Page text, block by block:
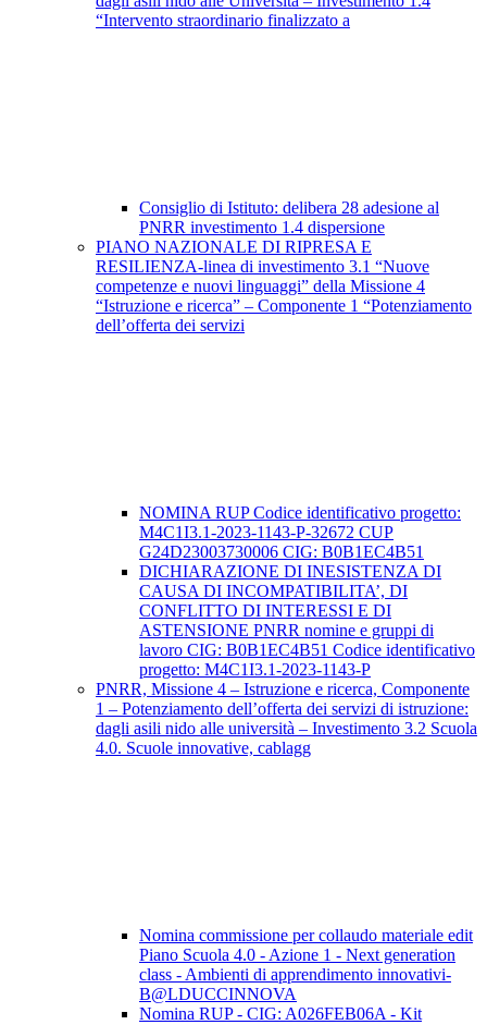
“Intervento straordinario finalizzato a
Consiglio di Istituto: delibera 28 adesione al
PNRR investimento 1.4 dispersione
PIANO NAZIONALE DI RIPRESA E
RESILIENZA-linea di investimento 3.1 “Nuove
competenze e nuovi linguaggi” della Missione 4
“Istruzione e ricerca” – Componente 1 “Potenziamento
dell’offerta dei servizi
NOMINA RUP Codice identificativo progetto:
M4C1I3.1-2023-1143-P-32672 CUP
G24D23003730006 CIG: B0B1EC4B51
DICHIARAZIONE DI INESISTENZA DI
CAUSA DI INCOMPATIBILITA’, DI
CONFLITTO DI INTERESSI E DI
ASTENSIONE PNRR nomine e gruppi di
lavoro CIG: B0B1EC4B51 Codice identificativo
progetto: M4C1I3.1-2023-1143-P
PNRR, Missione 4 – Istruzione e ricerca, Componente
1 – Potenziamento dell’offerta dei servizi di istruzione:
dagli asili nido alle università – Investimento 3.2 Scuola
4.0. Scuole innovative, cablagg
Nomina commissione per collaudo materiale edit
Piano Scuola 4.0 - Azione 1 - Next generation
class - Ambienti di apprendimento innovativi-
B@LDUCCINNOVA
Nomina RUP - CIG: A026FEB06A - Kit